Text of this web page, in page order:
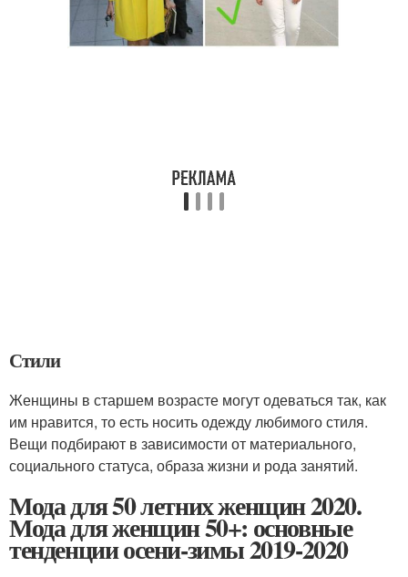
Стили
Женщины в старшем возрасте могут одеваться так, как
им нравится, то есть носить одежду любимого стиля.
Вещи подбирают в зависимости от материального,
социального статуса, образа жизни и рода занятий.
Мода для 50 летних женщин 2020.
Мода для женщин 50+: основные
тенденции осени-зимы 2019-2020